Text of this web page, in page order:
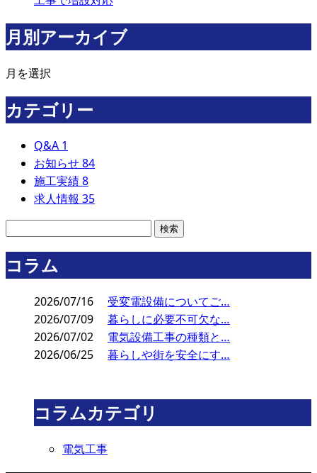
月別アーカイブ
月を選択
カテゴリー
Q&A 1
お知らせ84
施工実績8
求人情報 35
コラム
2026/07/16
受変電設備についてご…
2026/07/09
暮らしに必要不可欠な…
2026/07/02
電気設備工事の種類と…
2026/06/25
暮らしや街を安全にす…
コラムカテゴリ
電気工事